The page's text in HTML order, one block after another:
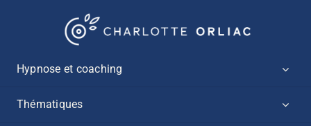
Hypnose et coaching
Thématiques